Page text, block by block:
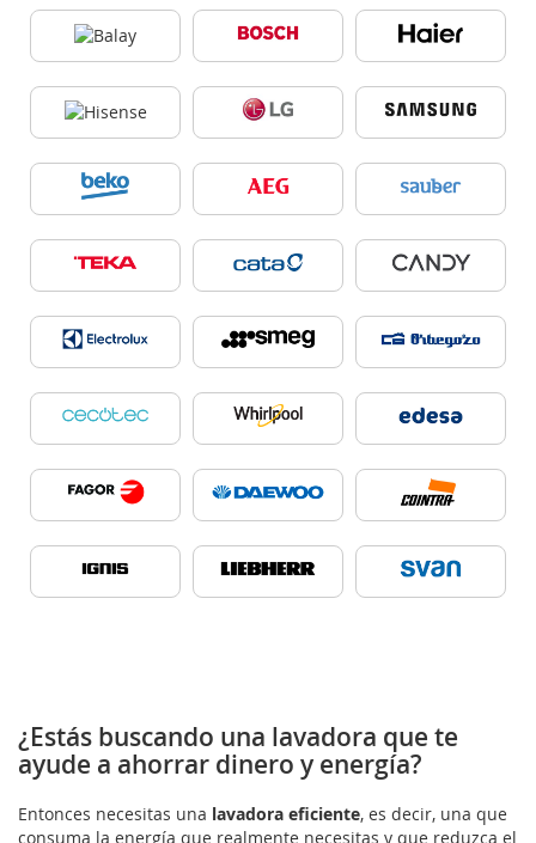
¿Estás buscando una lavadora que te
ayude a ahorrar dinero y energía?
Entonces necesitas una lavadora eficiente, es decir, una que
consuma la energía que realmente necesitas y que reduzca el